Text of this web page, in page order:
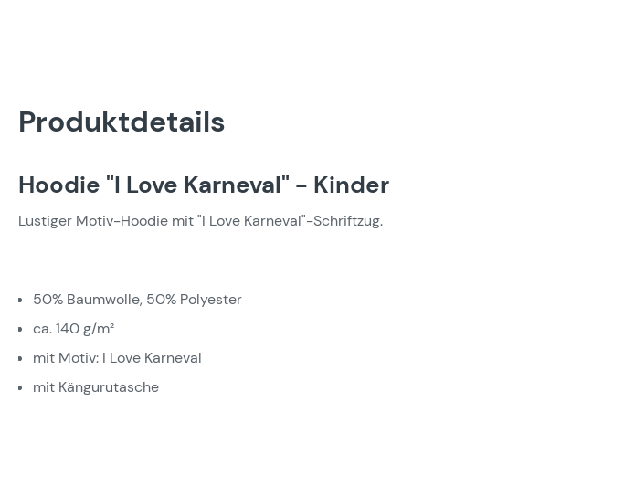
Produktdetails
Hoodie "I Love Karneval" - Kinder
Lustiger Motiv-Hoodie mit "I Love Karneval"-Schriftzug.
50% Baumwolle, 50% Polyester
ca. 140 g/m²
mit Motiv: I Love Karneval
mit Kängurutasche